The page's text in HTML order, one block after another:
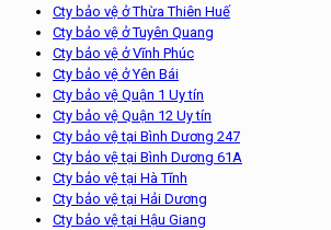
Cty bảo vệ ở Thừa Thiên Huế
Cty bảo vệ ở Tuyên Quang
Cty bảo vệ ở Vĩnh Phúc
Cty bảo vệ ở Yên Bái
Cty bảo vệ Quận 1 Uy tín
Cty bảo vệ Quận 12 Uy tín
Cty bảo vệ tại Bình Dương 247
Cty bảo vệ tại Bình Dương 61A
Cty bảo vệ tại Hà Tĩnh
Cty bảo vệ tại Hải Dương
Cty bảo vệ tại Hậu Giang